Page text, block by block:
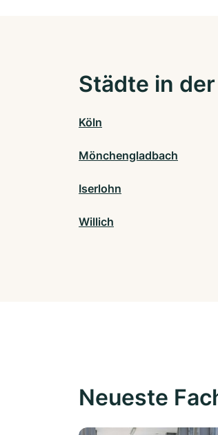
Städte in
Köln
Mönchengladbach
Iserlohn
Willich
Neueste